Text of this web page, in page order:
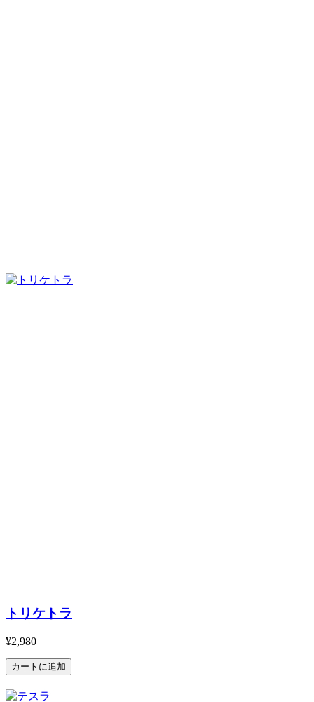
トリケトラ
¥2,980